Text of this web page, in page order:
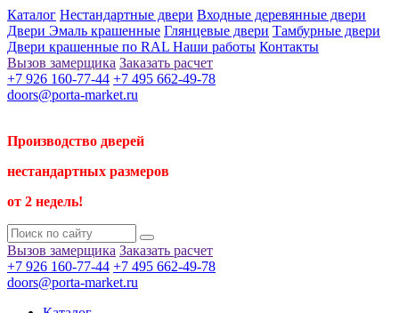
Каталог Нестандартные двери Входные деревянные двери
Двери Эмаль крашенные Глянцевые двери Тамбурные двери
Двери крашенные по RAL Наши работы Контакты
Вызов замерщика Заказать расчет
+7 926 160-77-44 +7 495 662-49-78
doors@porta-market.ru
Производство дверей
нестандартных размеров
от 2 недель!
Вызов замерщика Заказать расчет
+7 926 160-77-44 +7 495 662-49-78
doors@porta-market.ru